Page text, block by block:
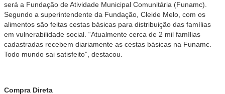
será a Fundação de Atividade Municipal Comunitária (Funamc).
Segundo a superintendente da Fundação, Cleide Melo, com os
alimentos são feitas cestas básicas para distribuição das famílias
em vulnerabilidade social. “Atualmente cerca de 2 mil famílias
cadastradas recebem diariamente as cestas básicas na Funamc.
Todo mundo sai satisfeito”, destacou.
Compra Direta